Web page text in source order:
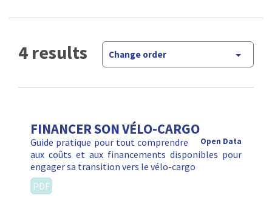
4 results Change order
FINANCER SON VÉLO-CARGO
Open Data
Guide pratique pour tout comprendre
aux coûts et aux financements disponibles pour
engager sa transition vers le vélo-cargo
PDF